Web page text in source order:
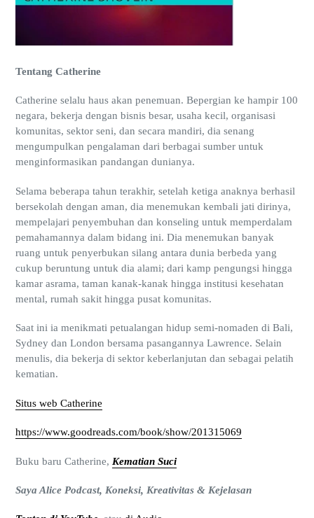
Tentang Catherine
Catherine selalu haus akan penemuan. Bepergian ke hampir 100
negara, bekerja dengan bisnis besar, usaha kecil, organisasi
komunitas, sektor seni, dan secara mandiri, dia senang
mengumpulkan pengalaman dari berbagai sumber untuk
menginformasikan pandangan dunianya.
Selama beberapa tahun terakhir, setelah ketiga anaknya berhasil
bersekolah dengan aman, dia menemukan kembali jati dirinya,
mempelajari penyembuhan dan konseling untuk memperdalam
pemahamannya dalam bidang ini. Dia menemukan banyak
ruang untuk penyerbukan silang antara dunia berbeda yang
cukup beruntung untuk dia alami; dari kamp pengungsi hingga
kamar asrama, taman kanak-kanak hingga institusi kesehatan
mental, rumah sakit hingga pusat komunitas.
Saat ini ia menikmati petualangan hidup semi-nomaden di Bali,
Sydney dan London bersama pasangannya Lawrence. Selain
menulis, dia bekerja di sektor keberlanjutan dan sebagai pelatih
kematian.
Situs web Catherine
https://www.goodreads.com/book/show/201315069
Buku baru Catherine, Kematian Suci
Saya Alice Podcast, Koneksi, Kreativitas & Kejelasan